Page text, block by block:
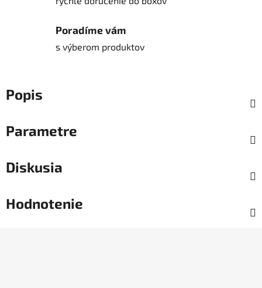
Poradíme vám
s výberom produktov
Popis
Parametre
Diskusia
Hodnotenie